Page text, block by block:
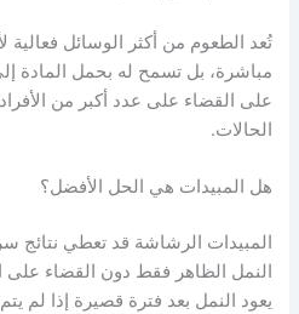
تُعد الطعوم من أكثر الوسائل فعالية
مباشرة، بل تسمح له بحمل المادة
على القضاء على عدد أكبر من
الحالات.
هل المبيدات هي الحل الأفضل؟
المبيدات الرشاشة قد تعطي نتائج
النمل الظاهر فقط دون القضاء على
يعود النمل بعد فترة قصيرة إذا لم